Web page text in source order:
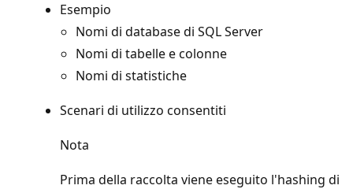
Esempio
Nomi di database di SQL Server
Nomi di tabelle e colonne
Nomi di statistiche
Scenari di utilizzo consentiti
Nota
Prima della raccolta viene eseguito l'hashing di